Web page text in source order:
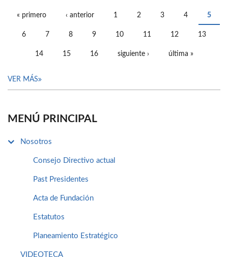
« primero ‹ anterior 1 2 3 4 5
6 7 8 9 10 11 12 13
14 15 16 siguiente › última »
VER MÁS
MENÚ PRINCIPAL
Nosotros
Consejo Directivo actual
Past Presidentes
Acta de Fundación
Estatutos
Planeamiento Estratégico
VIDEOTECA